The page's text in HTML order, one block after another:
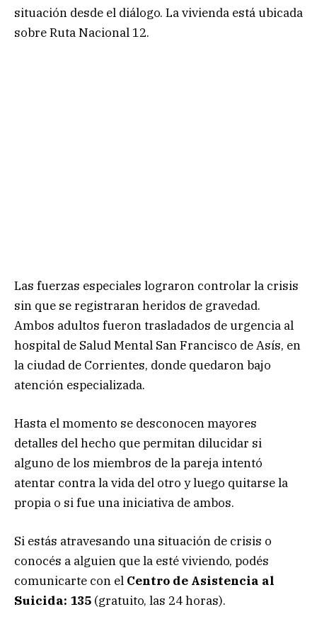
situación desde el diálogo. La vivienda está ubicada
sobre Ruta Nacional 12.
Las fuerzas especiales lograron controlar la crisis
sin que se registraran heridos de gravedad.
Ambos adultos fueron trasladados de urgencia al
hospital de Salud Mental San Francisco de Asís, en
la ciudad de Corrientes, donde quedaron bajo
atención especializada.
Hasta el momento se desconocen mayores
detalles del hecho que permitan dilucidar si
alguno de los miembros de la pareja intentó
atentar contra la vida del otro y luego quitarse la
propia o si fue una iniciativa de ambos.
Si estás atravesando una situación de crisis o
conocés a alguien que la esté viviendo, podés
comunicarte con el Centro de Asistencia al
Suicida: 135 (gratuito, las 24 horas).